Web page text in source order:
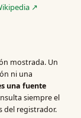
↗
mostrada. Un
ni una
una fuente
siempre el
del registrador.